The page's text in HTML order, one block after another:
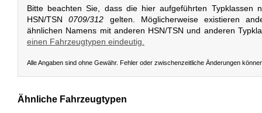
Bitte beachten Sie, dass die hier aufgeführten Typklassen
HSN/TSN0709/312 gelten. Möglicherweise existieren
ähnlichen Namens mit anderen HSN/TSN und anderen
einen Fahrzeugtypen eindeutig.
Alle Angaben sind ohne Gewähr. Fehler oder zwischenzeitliche Änderungen
Ähnliche Fahrzeugtypen